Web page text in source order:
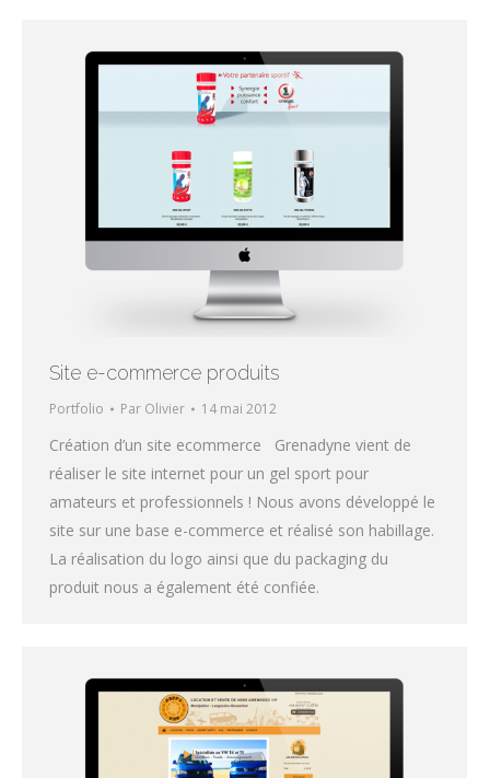
Site e-commerce produits
Portfolio Par Olivier 14 mai 2012
Création d’un site ecommerce Grenadyne vient de
réaliser le site internet pour un gel sport pour
amateurs et professionnels ! Nous avons développé le
site sur une base e-commerce et réalisé son habillage.
La réalisation du logo ainsi que du packaging du
produit nous a également été confiée.